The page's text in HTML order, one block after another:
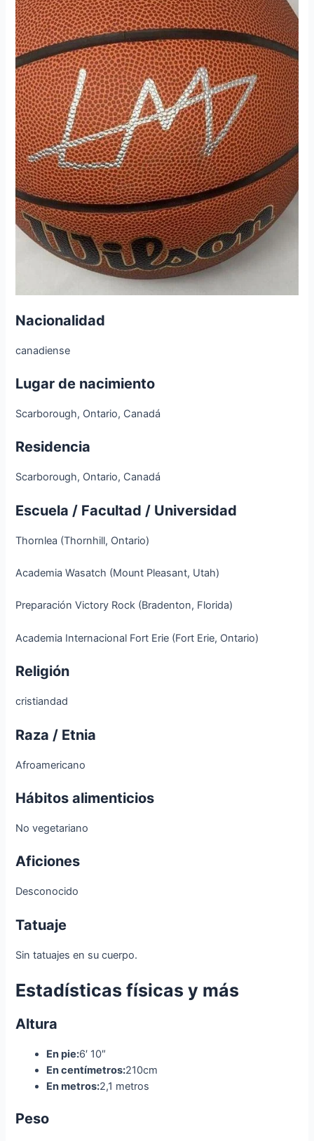
Nacionalidad
canadiense
Lugar de nacimiento
Scarborough, Ontario, Canadá
Residencia
Scarborough, Ontario, Canadá
Escuela / Facultad / Universidad
Thornlea (Thornhill, Ontario)
Academia Wasatch (Mount Pleasant, Utah)
Preparación Victory Rock (Bradenton, Florida)
Academia Internacional Fort Erie (Fort Erie, Ontario)
Religión
cristiandad
Raza / Etnia
Afroamericano
Hábitos alimenticios
No vegetariano
Aficiones
Desconocido
Tatuaje
Sin tatuajes en su cuerpo.
Estadísticas físicas y más
Altura
En pie:6′ 10″
En centímetros:210cm
En metros:2,1 metros
Peso